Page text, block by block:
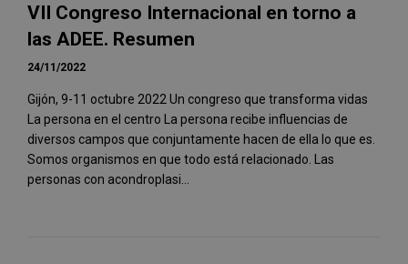
VII Congreso Internacional en torno a
las ADEE. Resumen
24/11/2022
Gijón, 9-11 octubre 2022 Un congreso que transforma vidas
La persona en el centro La persona recibe influencias de
diversos campos que conjuntamente hacen de ella lo que es.
Somos organismos en que todo está relacionado. Las
personas con acondroplasi...